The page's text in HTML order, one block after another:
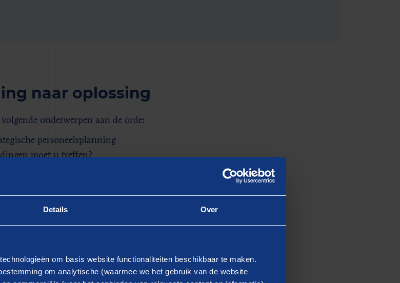
Details Over
om basis website functionaliteiten beschikbaar te maken.
om analytische (waarmee we het gebruik van de website
naar oplossing
onderwerpen aan de orde:
personeelsplanning
moet u treffen?
monitoren